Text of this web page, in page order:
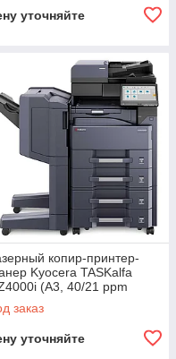
уточняйте
копир-принтер-
Kyocera TASKalfa
(A3, 40/21 ppm
A3, 4Gb + 32Gb SDD +
GB HDD,
заказ
уточняйте